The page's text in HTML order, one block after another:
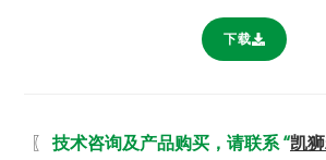
下载
〖 技术咨询及产品购买，请联系 “凯